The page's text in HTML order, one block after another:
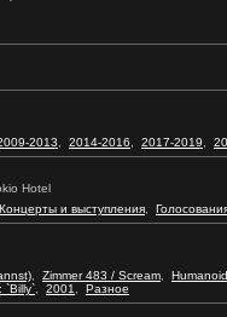
2013 2014-2016 2017-2019
Hotel
Концерты и выступления
Zimmer 483 / Scream
Humanoid
`Billy` 2001 Разное